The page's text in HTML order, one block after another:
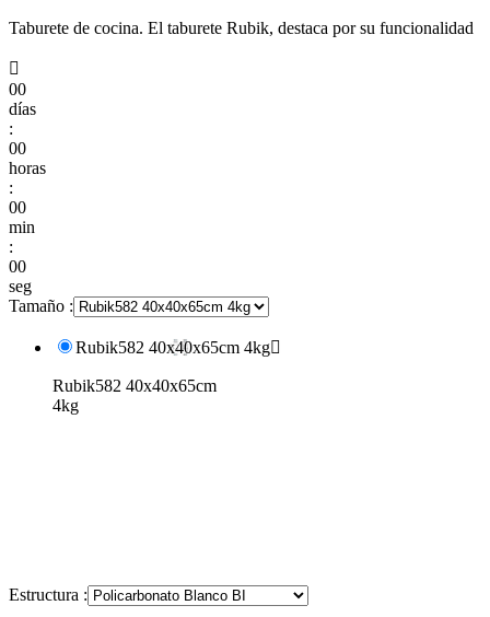
Taburete de cocina. El taburete Rubik, destaca por su funcionalidad

00
días
:
00
horas
:
00
min
:
00
seg
Tamaño :
Rubik582 40x40x65cm 4kg
Rubik582 40x40x65cm
4kg
Estructura :